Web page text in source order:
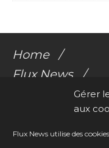
Gérer
aux
Flux News utilise des
Home
Flux News
Galerie Flux
Videos